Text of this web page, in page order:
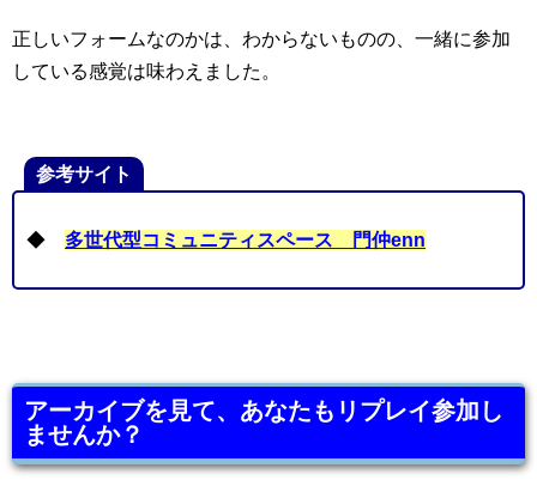
正しいフォームなのかは、わからないものの、一緒に参加
している感覚は味わえました。
参考サイト
◆ 多世代型コミュニティスペース 門仲enn
アーカイブを見て、あなたもリプレイ参加し
ませんか？